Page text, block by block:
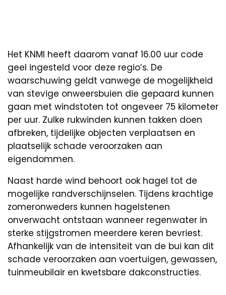
Het KNMI heeft daarom vanaf 16.00 uur code
geel ingesteld voor deze regio’s. De
waarschuwing geldt vanwege de mogelijkheid
van stevige onweersbuien die gepaard kunnen
gaan met windstoten tot ongeveer 75 kilometer
per uur. Zulke rukwinden kunnen takken doen
afbreken, tijdelijke objecten verplaatsen en
plaatselijk schade veroorzaken aan
eigendommen.
Naast harde wind behoort ook hagel tot de
mogelijke randverschijnselen. Tijdens krachtige
zomeronweders kunnen hagelstenen
onverwacht ontstaan wanneer regenwater in
sterke stijgstromen meerdere keren bevriest.
Afhankelijk van de intensiteit van de bui kan dit
schade veroorzaken aan voertuigen, gewassen,
tuinmeubilair en kwetsbare dakconstructies.